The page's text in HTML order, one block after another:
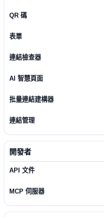
QR 碼
表單
連結檢查器
AI 智慧頁面
批量連結建構器
連結管理
開發者
API 文件
MCP 伺服器